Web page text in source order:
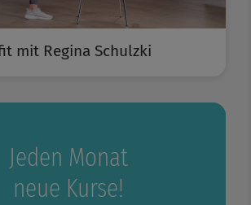
mit Regina Schulzki
Jeden Monat
neue Kurse!